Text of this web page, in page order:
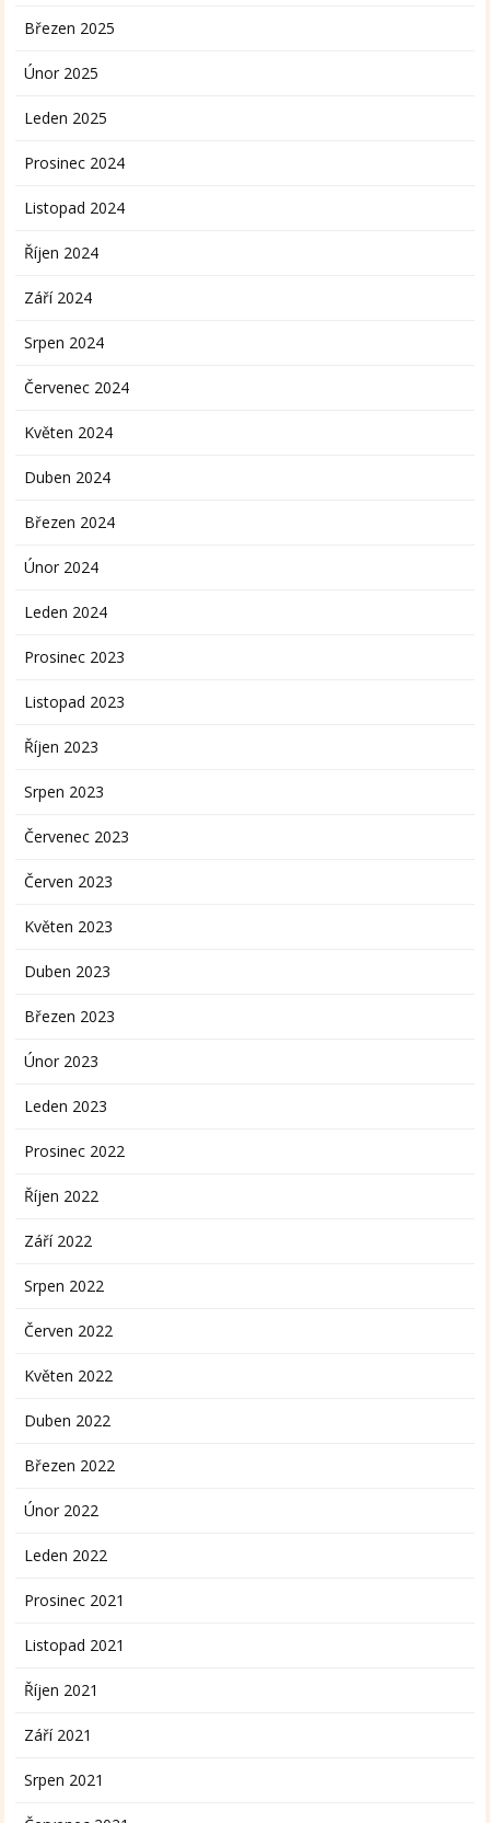
Březen 2025
Únor 2025
Leden 2025
Prosinec 2024
Listopad 2024
Říjen 2024
Září 2024
Srpen 2024
Červenec 2024
Květen 2024
Duben 2024
Březen 2024
Únor 2024
Leden 2024
Prosinec 2023
Listopad 2023
Říjen 2023
Srpen 2023
Červenec 2023
Červen 2023
Květen 2023
Duben 2023
Březen 2023
Únor 2023
Leden 2023
Prosinec 2022
Říjen 2022
Září 2022
Srpen 2022
Červen 2022
Květen 2022
Duben 2022
Březen 2022
Únor 2022
Leden 2022
Prosinec 2021
Listopad 2021
Říjen 2021
Září 2021
Srpen 2021